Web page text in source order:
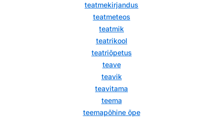
teatmekirjandus
teatmeteos
teatmik
teatrikool
teatriõpetus
teave
teavik
teavitama
teema
teemapõhine õpe